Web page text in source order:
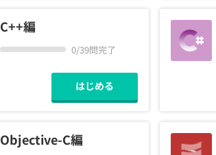
C++編
0/39問完了
はじめる
Objective-C編